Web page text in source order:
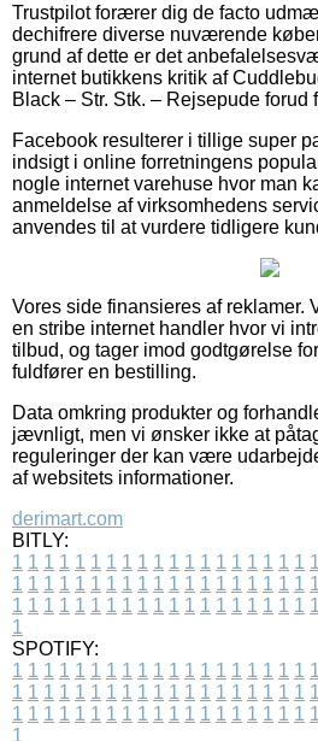
Trustpilot forærer dig de facto
dechifrere diverse nuværende
grund af dette er det
internet butikkens kritik af
Black – Str. Stk. – Rejsepude forud
Facebook resulterer i tillige super
indsigt i online forretningens
nogle internet varehuse hvor man
anmeldelse af virksomhedens
anvendes til at vurdere tidligere
Vores side finansieres af reklamer.
en stribe internet handler hvor vi
tilbud, og tager imod godtgørelse
fuldfører en bestilling.
Data omkring produkter og
jævnligt, men vi ønsker ikke at
reguleringer der kan være
af websitets informationer.
derimart.com
BITLY:
1 1 1 1 1 1 1 1 1 1 1 1 1 1 1 1 1 1 1 1
1 1 1 1 1 1 1 1 1 1 1 1 1 1 1 1 1 1 1 1
1 1 1 1 1 1 1 1 1 1 1 1 1 1 1 1 1 1 1 1
1
SPOTIFY:
1 1 1 1 1 1 1 1 1 1 1 1 1 1 1 1 1 1 1 1
1 1 1 1 1 1 1 1 1 1 1 1 1 1 1 1 1 1 1 1
1 1 1 1 1 1 1 1 1 1 1 1 1 1 1 1 1 1 1 1
1